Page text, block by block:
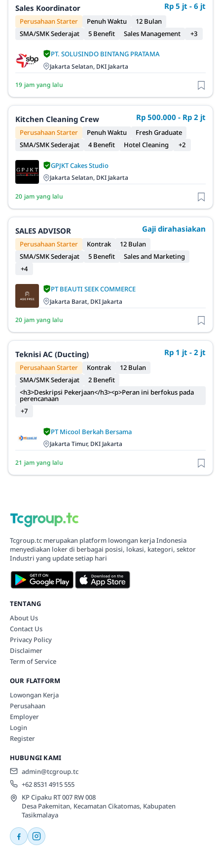
Sales Koordinator Rp 5 jt - 6 jt
Perusahaan Starter Penuh Waktu
12 Bulan
SMA/SMK Sederajat
5 Benefit Sales Management +3
PT. SOLUSINDO BINTANG PRATAMA
Jakarta Selatan, DKI Jakarta
19 jam yang lalu
Kitchen Cleaning Crew Rp 500.000 - Rp 2 jt
Perusahaan Starter Penuh Waktu
Fresh Graduate
SMA/SMK Sederajat
4 Benefit Hotel Cleaning +2
GPJKT Cakes Studio
Jakarta Selatan, DKI Jakarta
20 jam yang lalu
SALES ADVISOR Gaji dirahasiakan
Perusahaan Starter Kontrak
12 Bulan
SMA/SMK Sederajat
5 Benefit
Sales and Marketing
+4
PT BEAUTI SEEK COMMERCE
Jakarta Barat, DKI Jakarta
20 jam yang lalu
Teknisi AC (Ducting) Rp 1 jt - 2 jt
Perusahaan Starter Kontrak
12 Bulan
SMA/SMK Sederajat
2 Benefit
<h3>Deskripsi Pekerjaan</h3><p>Peran ini berfokus pada
perencanaan
+7
PT Micool Berkah Bersama
Jakarta Timur, DKI Jakarta
21 jam yang lalu
Tcgroup.tc merupakan platform lowongan kerja Indonesia
menyediakan loker di berbagai posisi, lokasi, kategori, sektor
Industri yang update setiap hari
TENTANG
About Us
Contact Us
Privacy Policy
Disclaimer
Term of Service
OUR FLATFORM
Lowongan Kerja
Perusahaan
Employer
Login
Register
HUBUNGI KAMI
admin@tcgroup.tc
+62 8531 4915 555
KP Cipaku RT 007 RW 008
Desa Pakemitan, Kecamatan Cikatomas, Kabupaten
Tasikmalaya